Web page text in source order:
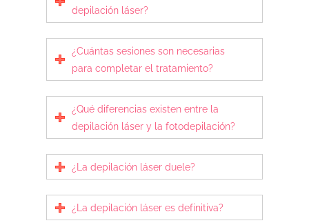
depilación láser?
¿Cuántas sesiones son necesarias
para completar el tratamiento?
¿Qué diferencias existen entre la
depilación láser y la fotodepilación?
¿La depilación láser duele?
¿La depilación láser es definitiva?